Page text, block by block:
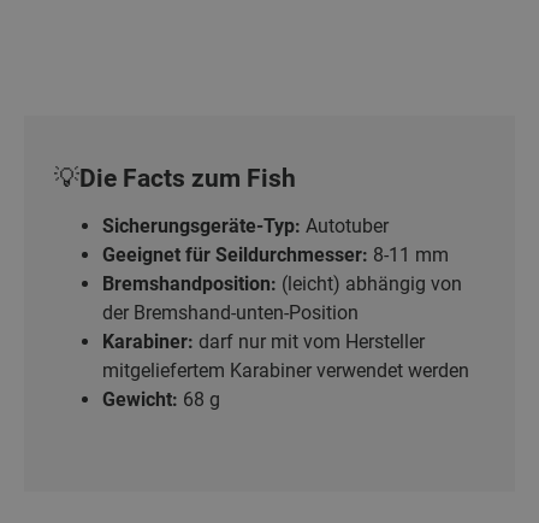
💡Die Facts zum Fish
Sicherungsgeräte-Typ: Autotuber
Geeignet für Seildurchmesser: 8-11 mm
Bremshandposition: (leicht) abhängig von
der Bremshand-unten-Position
Karabiner: darf nur mit vom Hersteller
mitgeliefertem Karabiner verwendet werden
Gewicht: 68 g